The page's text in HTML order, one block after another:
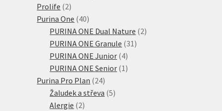
Prolife 22
produkty
Purina One 4040
produktů
PURINA ONE Dual Nature 22
PURINA ONE Granule 31 31
PURINA ONE Junior 44
produkty
PURINA ONE Senior 1 1
Purina Pro Plan 2424
produktů
Žaludek a střeva 55
Alergie 22